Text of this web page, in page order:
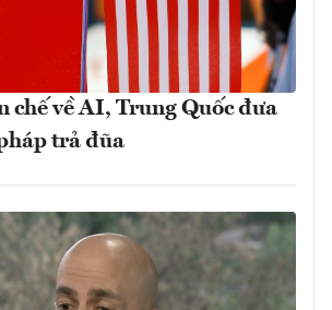
chế về AI, Trung Quốc đưa
trả đũa